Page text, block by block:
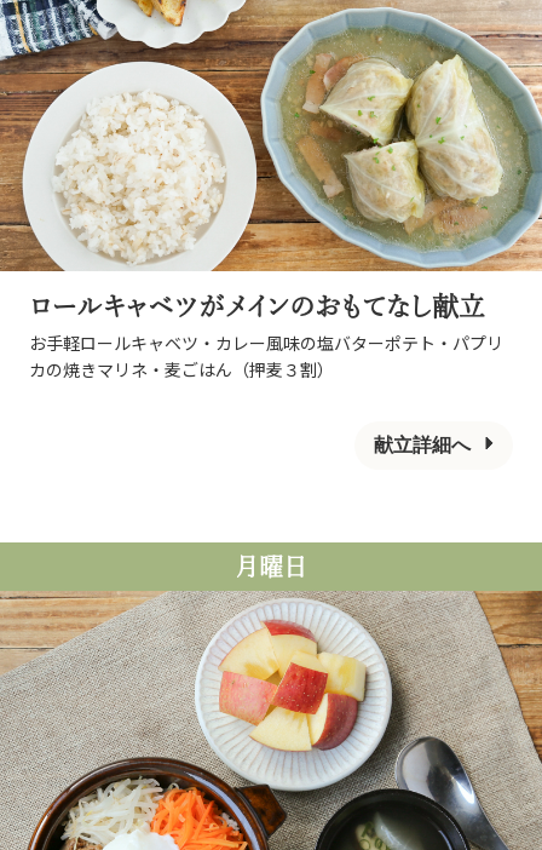
ロールキャベツがメインのおもてなし献立
お手軽ロールキャベツ・カレー風味の塩バターポテト・パプリ
カの焼きマリネ・麦ごはん（押麦３割）
献立詳細へ
月曜日